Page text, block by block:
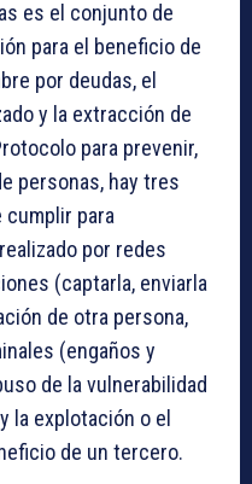
es el conjunto de
para el beneficio de
por deudas, el
y la extracción de
para prevenir,
personas, hay tres
para
por redes
(captarla, enviarla
de otra persona,
(engaños y
de la vulnerabilidad
la explotación o el
de un tercero.